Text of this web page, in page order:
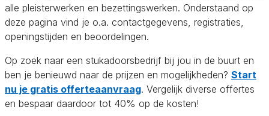
alle pleisterwerken en bezettingswerken. Onderstaand op
deze pagina vind je o.a. contactgegevens, registraties,
openingstijden en beoordelingen.
Op zoek naar een stukadoorsbedrijf bij jou in de buurt en
ben je benieuwd naar de prijzen en mogelijkheden? Start
nu je gratis offerteaanvraag. Vergelijk diverse offertes
en bespaar daardoor tot 40% op de kosten!